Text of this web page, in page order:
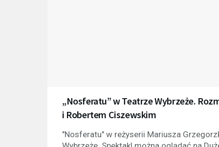
„Nosferatu” w Teatrze Wybrzeże.
i Robertem Ciszewskim
"Nosferatu" w reżyserii Mariusza